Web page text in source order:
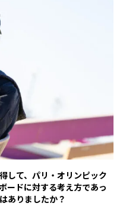
して、パリ・オリンピック
ードに対する考え方であっ
ありましたか？